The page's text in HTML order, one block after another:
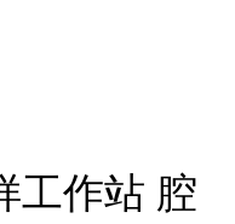
工作站 腔